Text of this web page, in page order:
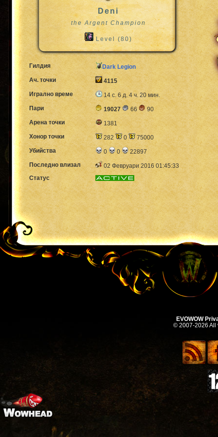
Deni
the Argent Champion
Level (80)
Гилдия
Dark Legion
Ач. точки
4115
Игрално време
14 с. 6 д. 4 ч. 20 мин.
Пари
19027 66
90
Арена точки
1381
Хонор точки
282 0
75000
Убийства
0 0
22897
Последно влизал
02 Февруари 2016 01:45:33
Статус
EVOWOW
© 2007-2026 All